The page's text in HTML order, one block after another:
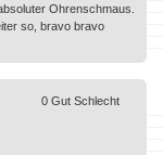
Ohrenschmaus.
so, bravo bravo
0 Gut Schlecht